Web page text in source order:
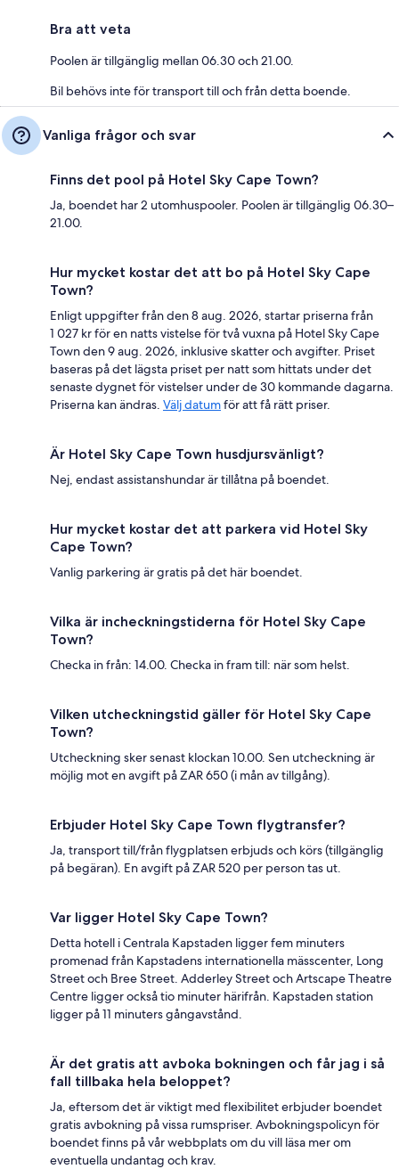
Bra att veta
Poolen är tillgänglig mellan 06.30 och 21.00.
Bil behövs inte för transport till och från detta boende.
Vanliga frågor och svar
Finns det pool på Hotel Sky Cape Town?
Ja, boendet har 2 utomhuspooler. Poolen är tillgänglig 06.30–
21.00.
Hur mycket kostar det att bo på Hotel Sky Cape
Town?
Enligt uppgifter från den 8 aug. 2026, startar priserna från
1 027 kr för en natts vistelse för två vuxna på Hotel Sky Cape
Town den 9 aug. 2026, inklusive skatter och avgifter. Priset
baseras på det lägsta priset per natt som hittats under det
senaste dygnet för vistelser under de 30 kommande dagarna.
Priserna kan ändras. Välj datumför att få rätt priser.
Är Hotel Sky Cape Town husdjursvänligt?
Nej, endast assistanshundar är tillåtna på boendet.
Hur mycket kostar det att parkera vid Hotel Sky
Cape Town?
Vanlig parkering är gratis på det här boendet.
Vilka är incheckningstiderna för Hotel Sky Cape
Town?
Checka in från: 14.00. Checka in fram till: när som helst.
Vilken utcheckningstid gäller för Hotel Sky Cape
Town?
Utcheckning sker senast klockan 10.00. Sen utcheckning är
möjlig mot en avgift på ZAR 650 (i mån av tillgång).
Erbjuder Hotel Sky Cape Town flygtransfer?
Ja, transport till/från flygplatsen erbjuds och körs (tillgänglig
på begäran). En avgift på ZAR 520 per person tas ut.
Var ligger Hotel Sky Cape Town?
Detta hotell i Centrala Kapstaden ligger fem minuters
promenad från Kapstadens internationella mässcenter, Long
Street och Bree Street. Adderley Street och Artscape Theatre
Centre ligger också tio minuter härifrån. Kapstaden station
ligger på 11 minuters gångavstånd.
Är det gratis att avboka bokningen och får jag i så
fall tillbaka hela beloppet?
Ja, eftersom det är viktigt med flexibilitet erbjuder boendet
gratis avbokning på vissa rumspriser. Avbokningspolicyn för
boendet finns på vår webbplats om du vill läsa mer om
eventuella undantag och krav.